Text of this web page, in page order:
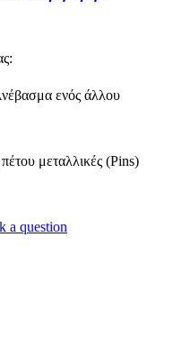
ενός άλλου
μεταλλικές (Pins)
a question